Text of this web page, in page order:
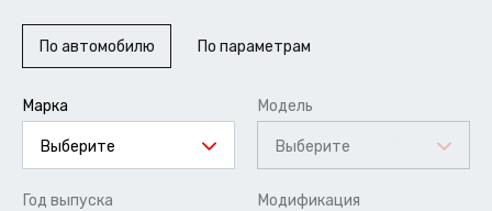
По автомобилю По параметрам
Марка
Выберите
Модель
Выберите
Год выпуска Модификация